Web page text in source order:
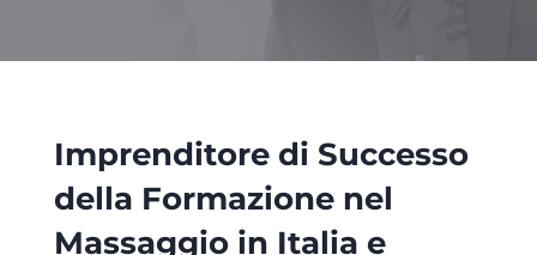
Imprenditore di Successo
della Formazione nel
Massaggio in Italia e